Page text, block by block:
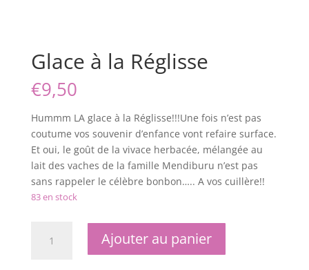
Glace à la Réglisse
€9,50
Hummm LA glace à la Réglisse!!!Une fois n’est pas
coutume vos souvenir d’enfance vont refaire surface.
Et oui, le goût de la vivace herbacée, mélangée au
lait des vaches de la famille Mendiburu n’est pas
sans rappeler le célèbre bonbon….. A vos cuillère!!
83 en stock
Ajouter au panier